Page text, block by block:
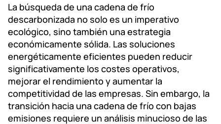
La búsqueda de una cadena de frío
descarbonizada no solo es un imperativo
ecológico, sino también una estrategia
económicamente sólida. Las soluciones
energéticamente eficientes pueden reducir
significativamente los costes operativos,
mejorar el rendimiento y aumentar la
competitividad de las empresas. Sin embargo, la
transición hacia una cadena de frío con bajas
emisiones requiere un análisis minucioso de las